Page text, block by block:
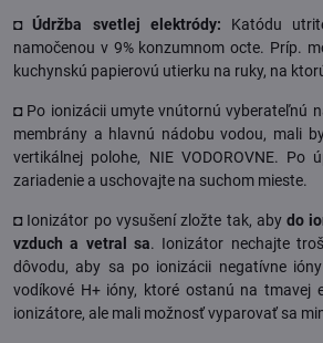
◘ Údržba svetlej elektródy: Katódu
namočenou v 9% konzumnom octe. Príp.
kuchynskú papierovú utierku na ruky, na
◘ Po ionizácii umyte vnútornú vyberateľnú
membrány a hlavnú nádobu vodou, mali
vertikálnej polohe, NIE VODOROVNE. Po
zariadenie a uschovajte na suchom mieste.
◘ Ionizátor po vysušení zložte tak, abydo
vzduch a vetral sa. Ionizátor nechajte
dôvodu, aby sa po ionizácii negatívne
vodíkové H+ ióny, ktoré ostanú na tmavej
ionizátore, ale mali možnosť vyparovať sa